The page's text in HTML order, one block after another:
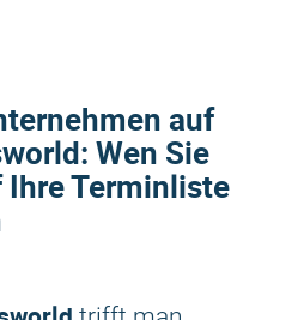
auf
: Wen Sie
Terminliste